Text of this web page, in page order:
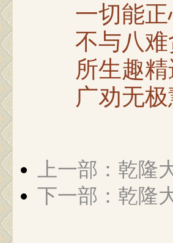
一切能正
不与八难
所生趣精
广劝无极
上一部：乾隆
下一部：乾隆